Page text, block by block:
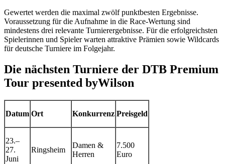
Gewertet werden die maximal zwölf punktbesten Ergebnisse.
Voraussetzung für die Aufnahme in die Race-Wertung sind
mindestens drei relevante Turnierergebnisse. Für die erfolgreichsten
Spielerinnen und Spieler warten attraktive Prämien sowie Wildcards
für deutsche Turniere im Folgejahr.
Die nächsten Turniere der DTB Premium
Tour presented byWilson
Datum Ort Konkurrenz Preisgeld
23.–
27.
Juni
Ringsheim
Damen &
Herren
7.500
Euro